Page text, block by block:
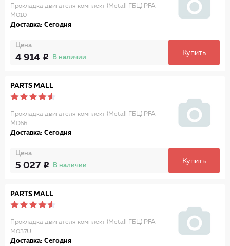
Прокладка двигателя комплект (Metall ГБЦ) PFA-
M010
Доставка: Сегодня
Цена
4 914 В наличии
Купить
PARTS MALL
Прокладка двигателя комплект (Metall ГБЦ) PFA-
M066
Доставка: Сегодня
Цена
5 027 В наличии
Купить
PARTS MALL
Прокладка двигателя комплект (Metall ГБЦ) PFA-
M037U
Доставка: Сегодня